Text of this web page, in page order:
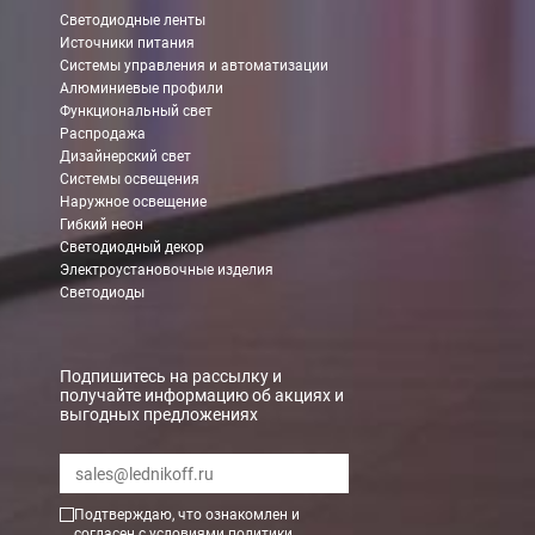
В Москве (внутри МКАД)
БЕСПЛАТНАЯ доставка при сумме заказа от 7000 руб.
При заказе менее 7000 руб. стоимость доставки 750 руб.
В Москве и МО (за МКАД)
При заказе от 7000 руб. стоимость доставки равна 30 руб.
При заказе менее 7000 руб. стоимость доставки 750 руб. +
БЕСПЛАТНАЯ доставка при сумме заказа от 7000 руб.
При заказе менее 7000 руб. стоимость доставки
Boxberry
Мы можем доставить ваши заказы сервисом компании
Светодиодные ленты
Источники питания
Системы управления и автоматизации
Алюминиевые профили
Функциональный свет
Распродажа
Дизайнерский свет
Системы освещения
Наружное освещение
Гибкий неон
Светодиодный декор
Электроустановочные изделия
Светодиоды
Подпишитесь на рассылку и
получайте информацию об акциях и
выгодных предложениях
Подтверждаю, что ознакомлен и